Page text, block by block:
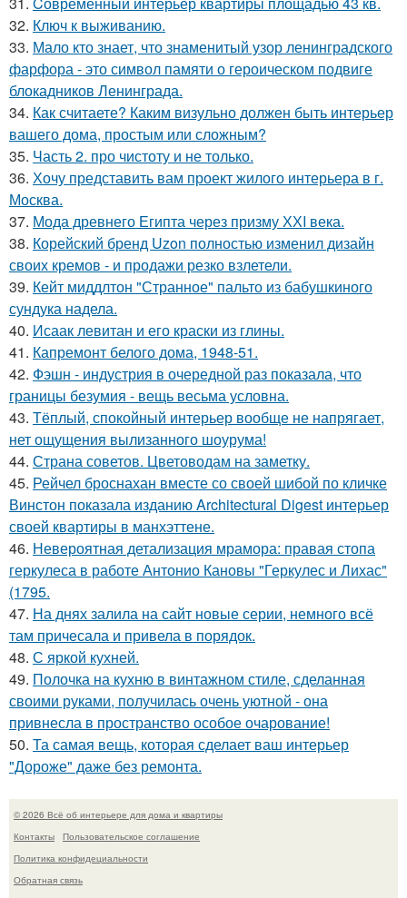
32. Ключ к выживанию.
33. Мало кто знает, что знаменитый узор ленинградского
фарфора - это символ памяти о героическом подвиге
блокадников Ленинграда.
34. Как считаете? Каким визульно должен быть интерьер
вашего дома, простым или сложным?
35. Часть 2. про чистоту и не только.
36. Хочу представить вам проект жилого интерьера в г.
Москва.
37. Мода древнего Египта через призму ХХI века.
38. Корейский бренд Uzon полностью изменил дизайн
своих кремов - и продажи резко взлетели.
39. Кейт миддлтон "Странное" пальто из бабушкиного
сундука надела.
40. Исаак левитан и его краски из глины.
41. Капремонт белого дома, 1948-51.
42. Фэшн - индустрия в очередной раз показала, что
границы безумия - вещь весьма условна.
43. Тёплый, спокойный интерьер вообще не напрягает,
нет ощущения вылизанного шоурума!
44. Страна советов. Цветоводам на заметку.
45. Рейчел броснахан вместе со своей шибой по кличке
Винстон показала изданию Architectural Digest интерьер
своей квартиры в манхэттене.
46. Невероятная детализация мрамора: правая стопа
геркулеса в работе Антонио Кановы "Геркулес и Лихас"
(1795.
47. На днях залила на сайт новые серии, немного всё
там причесала и привела в порядок.
48. С яркой кухней.
49. Полочка на кухню в винтажном стиле, сделанная
своими руками, получилась очень уютной - она
привнесла в пространство особое очарование!
50. Та самая вещь, которая сделает ваш интерьер
"Дороже" даже без ремонта.
© 2026 Всё об интерьере для дома и квартиры
Контакты
Пользовательское соглашение
Политика конфидециальности
Обратная связь